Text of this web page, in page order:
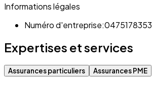
Informations légales
Numéro d'entreprise:0475178353
Expertises et services
Assurances particuliers Assurances PME